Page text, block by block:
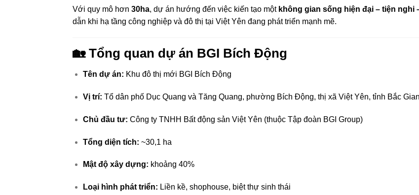
Với quy mô hơn 30ha, dự án hướng đến việc kiến tạo một không gian sống hiện đại – tiện nghi
dẫn khi hạ tầng công nghiệp và đô thị tại Việt Yên đang phát triển mạnh mẽ.
🏡 Tổng quan dự án BGI Bích Động
Tên dự án: Khu đô thị mới BGI Bích Động
Vị trí: Tổ dân phố Dục Quang và Tăng Quang, phường Bích Động, thị xã Việt Yên, tỉnh Bắc
Chủ đầu tư: Công ty TNHH Bất động sản Việt Yên (thuộc Tập đoàn BGI Group)
Tổng diện tích: ~30,1 ha
Mật độ xây dựng: khoảng 40%
Loại hình phát triển: Liền kề, shophouse, biệt thự sinh thái